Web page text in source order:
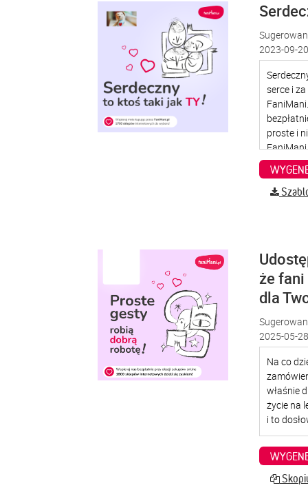
2023-09-
że
dla
2025-05-